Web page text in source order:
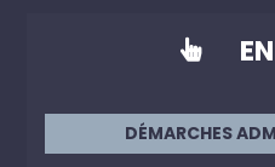

DÉMARCHES